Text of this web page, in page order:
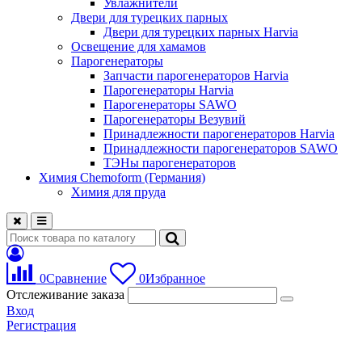
Увлажнители
Двери для турецких парных
Двери для турецких парных Harvia
Освещение для хамамов
Парогенераторы
Запчасти парогенераторов Harvia
Парогенераторы Harvia
Парогенераторы SAWO
Парогенераторы Везувий
Принадлежности парогенераторов Harvia
Принадлежности парогенераторов SAWO
ТЭНы парогенераторов
Химия Chemoform (Германия)
Химия для пруда
0Сравнение 0Избранное
Отслеживание заказа
Вход
Регистрация